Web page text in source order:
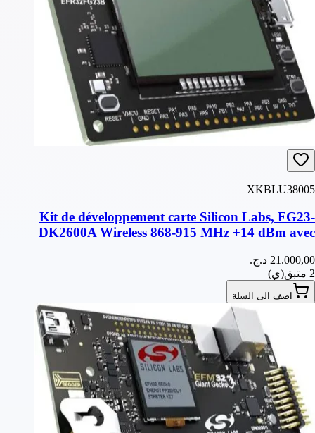
XKBLU38005
Kit de développement carte Silicon Labs, FG23-
DK2600A Wireless 868-915 MHz +14 dBm avec
2 متبق(ي)
اضف الى السلة